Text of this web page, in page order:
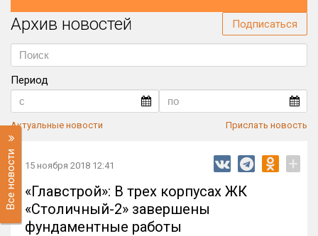
Регион
Архив новостей Подписаться
Период
Актуальные новости Прислать новость
Все новости 15 ноября 2018 12:41 +
«Главстрой»: В трех корпусах ЖК
«Столичный-2» завершены
фундаментные работы